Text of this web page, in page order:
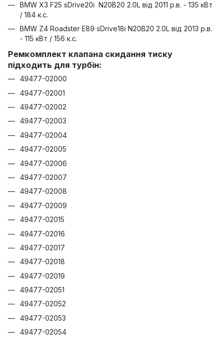
BMW X3 F25 sDrive20i N20B20 2.0L від 2011 р.в. - 135 кВт
/ 184 к.с.
BMW Z4 Roadster E89 sDrive18i N20B20 2.0L від 2013 р.в.
- 115 кВт / 156 к.с.
Ремкомплект клапана скидання тиску
підходить для турбін:
49477-02000
49477-02001
49477-02002
49477-02003
49477-02004
49477-02005
49477-02006
49477-02007
49477-02008
49477-02009
49477-02015
49477-02016
49477-02017
49477-02018
49477-02019
49477-02051
49477-02052
49477-02053
49477-02054